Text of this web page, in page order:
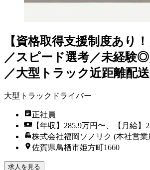
【資格取得支援制度あり
／スピード選考／未経験
／大型トラック近距離配送
大型トラックドライバー
正社員
【年収】285.9万円〜、【月給】
株式会社福岡ソノリク (本社営業
佐賀県鳥栖市姫方町1660
求人を見る